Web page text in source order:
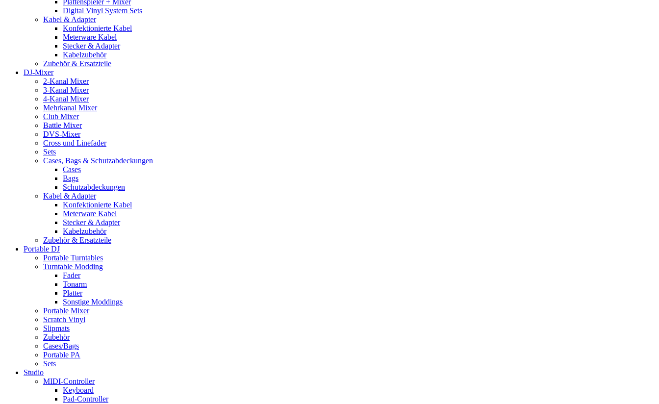
Plattenspieler + Mixer
Digital Vinyl System Sets
Kabel & Adapter
Konfektionierte Kabel
Meterware Kabel
Stecker & Adapter
Kabelzubehör
Zubehör & Ersatzteile
DJ-Mixer
2-Kanal Mixer
3-Kanal Mixer
4-Kanal Mixer
Mehrkanal Mixer
Club Mixer
Battle Mixer
DVS-Mixer
Cross und Linefader
Sets
Cases, Bags & Schutzabdeckungen
Cases
Bags
Schutzabdeckungen
Kabel & Adapter
Konfektionierte Kabel
Meterware Kabel
Stecker & Adapter
Kabelzubehör
Zubehör & Ersatzteile
Portable DJ
Portable Turntables
Turntable Modding
Fader
Tonarm
Platter
Sonstige Moddings
Portable Mixer
Scratch Vinyl
Slipmats
Zubehör
Cases/Bags
Portable PA
Sets
Studio
MIDI-Controller
Keyboard
Pad-Controller